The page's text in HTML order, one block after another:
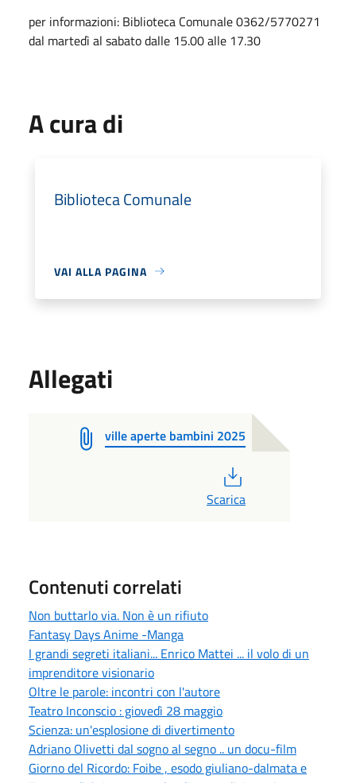
per informazioni: Biblioteca Comunale 0362/5770271
dal martedì al sabato dalle 15.00 alle 17.30
A cura di
Biblioteca Comunale
VAI ALLA PAGINA
Allegati
ville aperte bambini 2025
Scarica
Contenuti correlati
Non buttarlo via. Non è un rifiuto
Fantasy Days Anime -Manga
I grandi segreti italiani... Enrico Mattei ... il volo di un
imprenditore visionario
Oltre le parole: incontri con l'autore
Teatro Inconscio : giovedì 28 maggio
Scienza: un'esplosione di divertimento
Adriano Olivetti dal sogno al segno .. un docu-film
Giorno del Ricordo: Foibe , esodo giuliano-dalmata e